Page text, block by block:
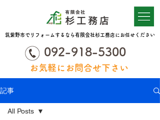
092-918-5300
お気軽にお問合せ下さい
筑紫野市でリフォームするなら有限会社杉工務店にお任せください
記事
All Posts